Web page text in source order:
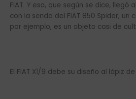
FIAT. Y eso, que según se dice, llegó
con la senda del FIAT 850 Spider, un
por ejemplo, es un objeto casi de
El FIAT X1/9 debe su diseño al lápiz